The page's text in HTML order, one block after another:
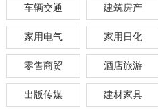
车辆交通 建筑房产
家用电气 家用日化
零售商贸 酒店旅游
出版传媒 建材家具